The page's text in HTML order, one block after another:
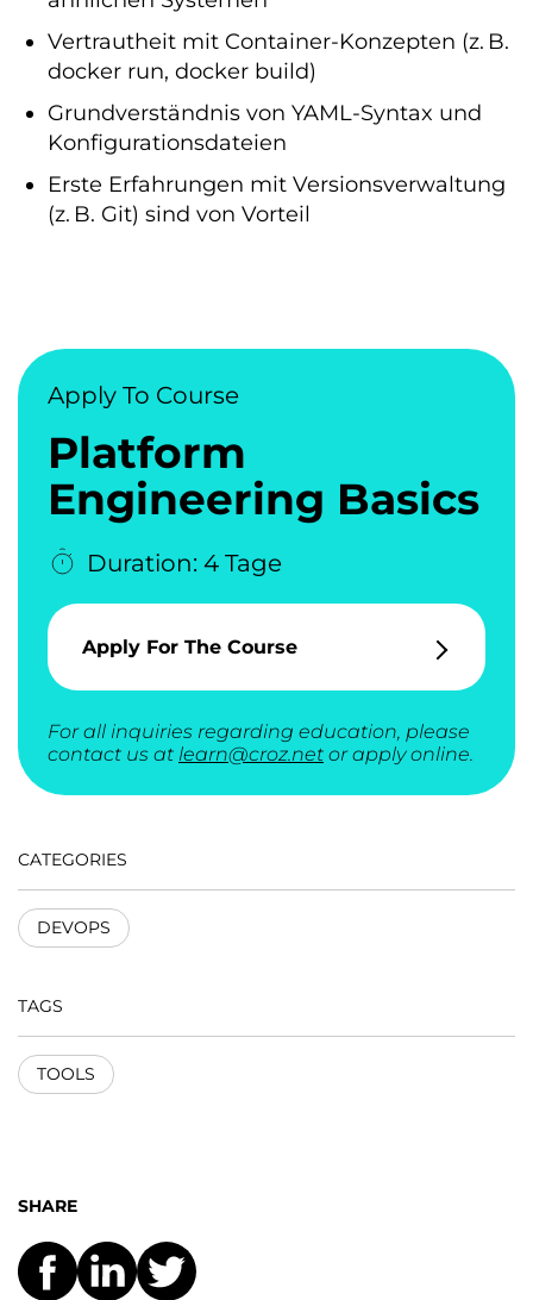
Vertrautheit mit Container-Konzepten (z. B.
docker run, docker build)
Grundverständnis von YAML-Syntax und
Konfigurationsdateien
Erste Erfahrungen mit Versionsverwaltung
(z. B. Git) sind von Vorteil
Apply To Course
Platform
Engineering Basics
Duration: 4 Tage
Apply For The Course
For all inquiries regarding education, please
contact us at learn@croz.net or apply online.
CATEGORIES
DEVOPS
TAGS
TOOLS
SHARE